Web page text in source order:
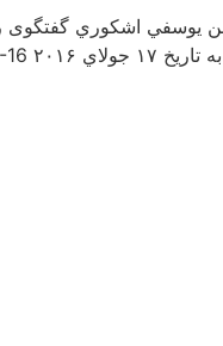
يوسفي اشكوري